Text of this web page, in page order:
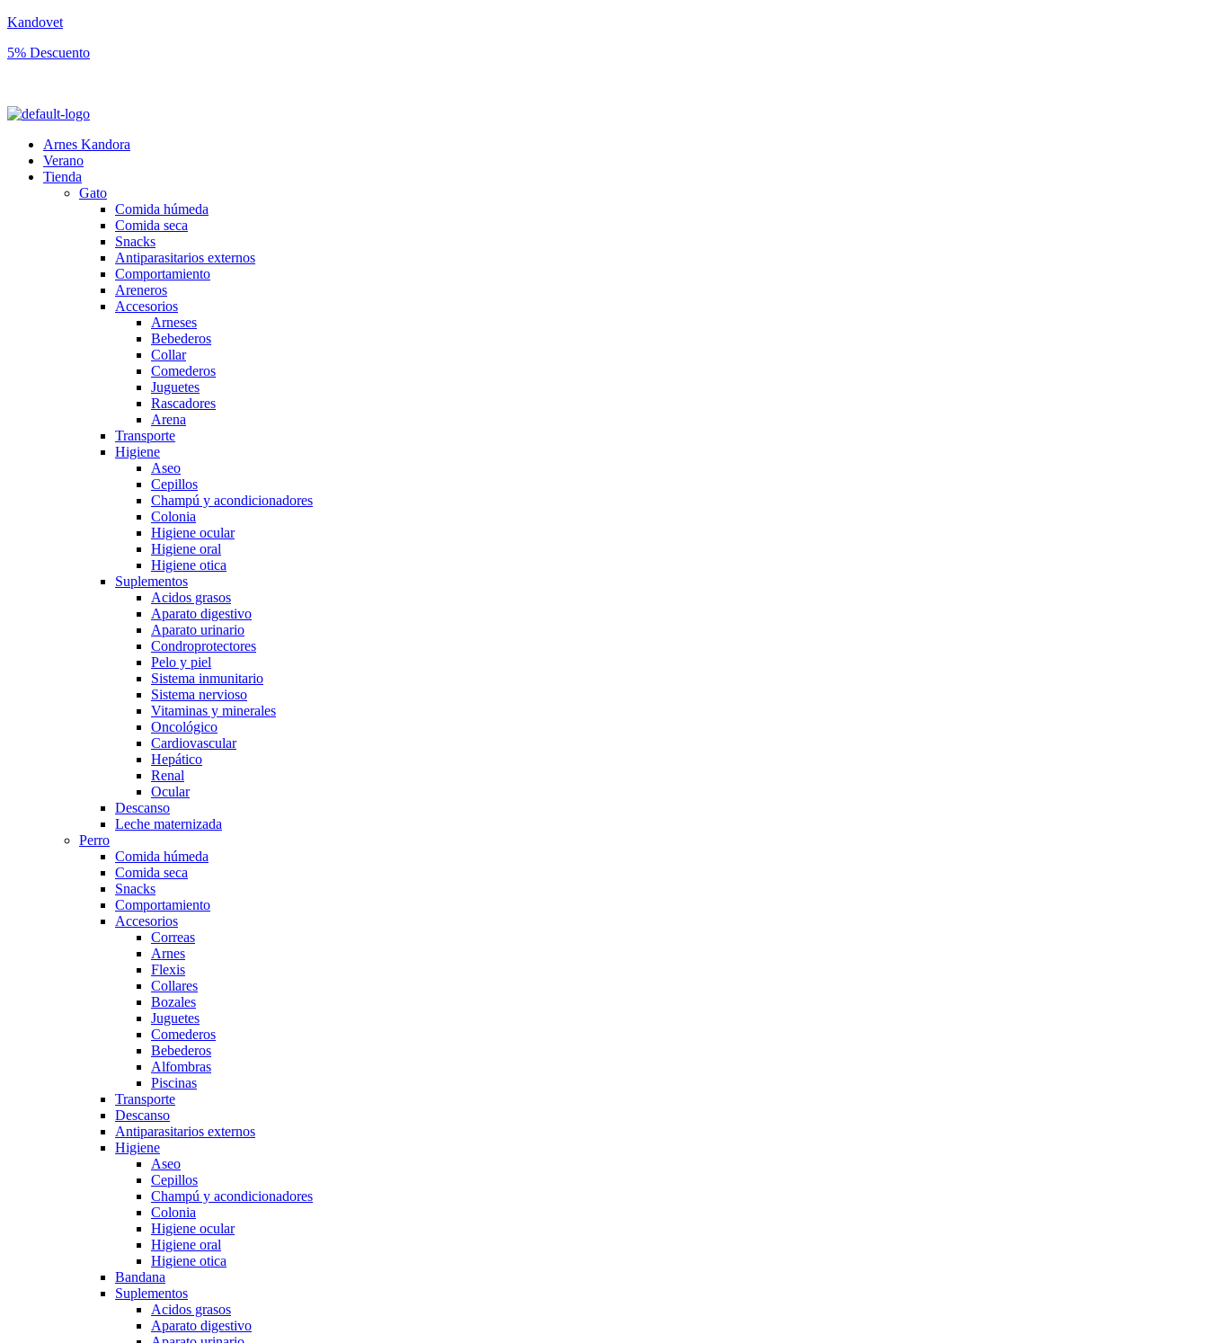
Kandovet
5% Descuento
Arnes Kandora
Verano
Tienda
Gato
Comida húmeda
Comida seca
Snacks
Antiparasitarios externos
Comportamiento
Areneros
Accesorios
Arneses
Bebederos
Collar
Comederos
Juguetes
Rascadores
Arena
Transporte
Higiene
Aseo
Cepillos
Champú y acondicionadores
Colonia
Higiene ocular
Higiene oral
Higiene otica
Suplementos
Acidos grasos
Aparato digestivo
Aparato urinario
Condroprotectores
Pelo y piel
Sistema inmunitario
Sistema nervioso
Vitaminas y minerales
Oncológico
Cardiovascular
Hepático
Renal
Ocular
Descanso
Leche maternizada
Perro
Comida húmeda
Comida seca
Snacks
Comportamiento
Accesorios
Correas
Arnes
Flexis
Collares
Bozales
Juguetes
Comederos
Bebederos
Alfombras
Piscinas
Transporte
Descanso
Antiparasitarios externos
Higiene
Aseo
Cepillos
Champú y acondicionadores
Colonia
Higiene ocular
Higiene oral
Higiene otica
Bandana
Suplementos
Acidos grasos
Aparato digestivo